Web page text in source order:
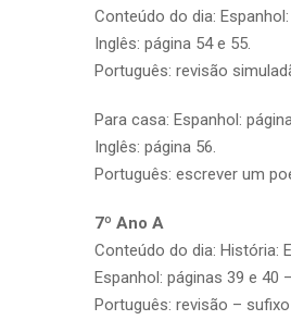
Conteúdo do dia:
Inglês: página 54 e 55.
Português: revisão
Para casa: Espanhol:
Inglês: página 56.
Português: escrever um
7º Ano A
Conteúdo do dia: História:
Espanhol: páginas 39 e 40
Português: revisão –